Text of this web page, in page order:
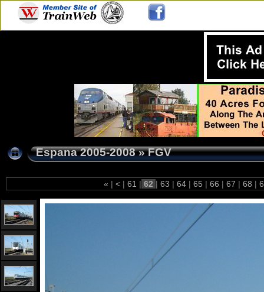
Espana 2005-2008»FGV
« | < | 61 | 62 | 63 | 64 | 65 | 66 | 67 | 68 |